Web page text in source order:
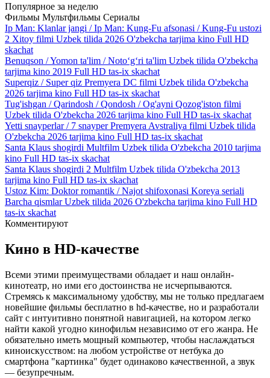
Популярное за неделю
Фильмы Мультфильмы Сериалы
Ip Man: Klanlar jangi / Ip Man: Kung-Fu afsonasi / Kung-Fu ustozi
2 Xitoy filmi Uzbek tilida 2026 O'zbekcha tarjima kino Full HD
skachat
Benuqson / Yomon ta'lim / Noto‘g‘ri ta'lim Uzbek tilida O'zbekcha
tarjima kino 2019 Full HD tas-ix skachat
Superqiz / Super qiz Premyera DC filmi Uzbek tilida O'zbekcha
2026 tarjima kino Full HD tas-ix skachat
Tug'ishgan / Qarindosh / Qondosh / Og'ayni Qozog'iston filmi
Uzbek tilida O'zbekcha 2026 tarjima kino Full HD tas-ix skachat
Yetti snayperlar / 7 snayper Premyera Avstraliya filmi Uzbek tilida
O'zbekcha 2026 tarjima kino Full HD tas-ix skachat
Santa Klaus shogirdi Multfilm Uzbek tilida O'zbekcha 2010 tarjima
kino Full HD tas-ix skachat
Santa Klaus shogirdi 2 Multfilm Uzbek tilida O'zbekcha 2013
tarjima kino Full HD tas-ix skachat
Ustoz Kim: Doktor romantik / Najot shifoxonasi Koreya seriali
Barcha qismlar Uzbek tilida 2026 O'zbekcha tarjima kino Full HD
tas-ix skachat
Комментируют
Кино в HD-качестве
Всеми этими преимуществами обладает и наш онлайн-
кинотеатр, но ими его достоинства не исчерпываются.
Стремясь к максимальному удобству, мы не только предлагаем
новейшие фильмы бесплатно в hd-качестве, но и разработали
сайт с интуитивно понятной навигацией, на котором легко
найти какой угодно кинофильм независимо от его жанра. Не
обязательно иметь мощный компьютер, чтобы наслаждаться
киноискусством: на любом устройстве от нетбука до
смартфона "картинка" будет одинаково качественной, а звук
— безупречным.